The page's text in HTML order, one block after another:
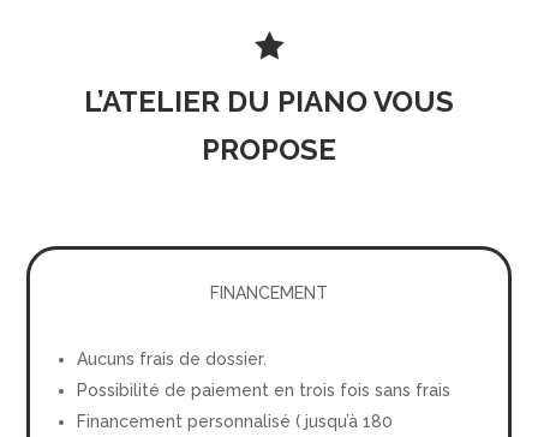

L’ATELIER DU PIANO VOUS
PROPOSE
FINANCEMENT
Aucuns frais de dossier.
Possibilité de paiement en trois fois sans frais
Financement personnalisé ( jusqu’à 180